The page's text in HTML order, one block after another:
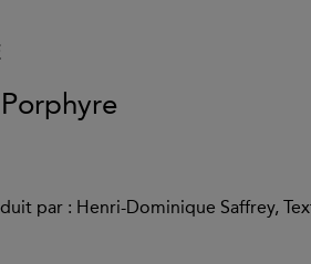
par : Henri-Dominique Saffrey,